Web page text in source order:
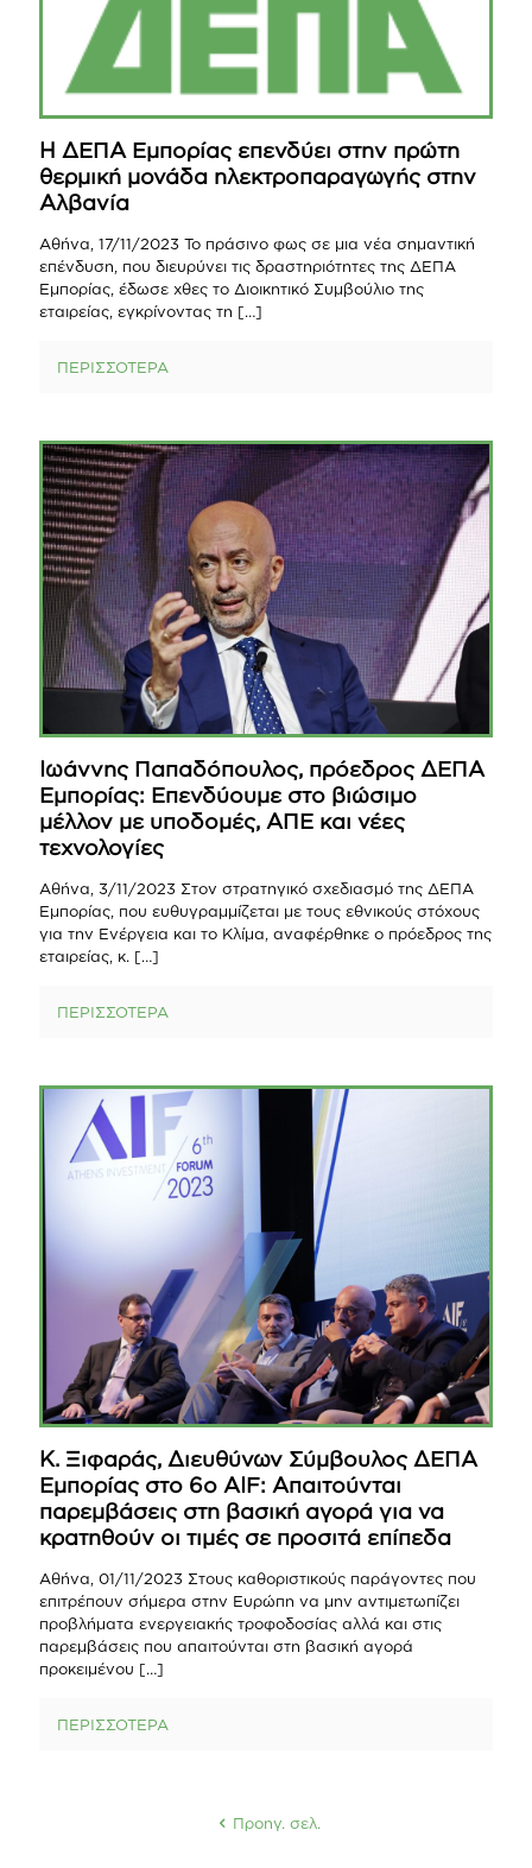
Η ΔΕΠΑ Εμπορίας επενδύει στην πρώτη
θερμική μονάδα ηλεκτροπαραγωγής στην
Αλβανία
Αθήνα, 17/11/2023 Το πράσινο φως σε μια νέα σημαντική
επένδυση, που διευρύνει τις δραστηριότητες της ΔΕΠΑ
Εμπορίας, έδωσε χθες το Διοικητικό Συμβούλιο της
εταιρείας, εγκρίνοντας τη […]
ΠΕΡΙΣΣΟΤΕΡΑ
Ιωάννης Παπαδόπουλος, πρόεδρος ΔΕΠΑ
Εμπορίας: Επενδύουμε στο βιώσιμο
μέλλον με υποδομές, ΑΠΕ και νέες
τεχνολογίες
Αθήνα, 3/11/2023 Στον στρατηγικό σχεδιασμό της ΔΕΠΑ
Εμπορίας, που ευθυγραμμίζεται με τους εθνικούς στόχους
για την Ενέργεια και το Κλίμα, αναφέρθηκε ο πρόεδρος της
εταιρείας, κ. […]
ΠΕΡΙΣΣΟΤΕΡΑ
Κ. Ξιφαράς, Διευθύνων Σύμβουλος ΔΕΠΑ
Εμπορίας στο 6ο AIF: Απαιτούνται
παρεμβάσεις στη βασική αγορά για να
κρατηθούν οι τιμές σε προσιτά επίπεδα
Αθήνα, 01/11/2023 Στους καθοριστικούς παράγοντες που
επιτρέπουν σήμερα στην Ευρώπη να μην αντιμετωπίζει
προβλήματα ενεργειακής τροφοδοσίας αλλά και στις
παρεμβάσεις που απαιτούνται στη βασική αγορά
προκειμένου […]
ΠΕΡΙΣΣΟΤΕΡΑ
Προηγ. σελ.